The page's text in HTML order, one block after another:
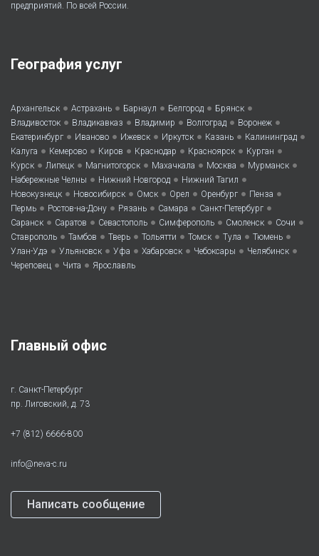
предприятий. По всей России.
География услуг
Архангельск • Астрахань • Барнаул • Белгород • Брянск •
Владивосток • Владикавказ • Владимир • Волгоград • Воронеж •
Екатеринбург • Иваново • Ижевск • Иркутск • Казань • Калининград •
Калуга • Кемерово • Киров • Краснодар • Красноярск • Курган •
Курск • Липецк • Магнитогорск • Махачкала • Москва • Мурманск •
Набережные Челны • Нижний Новгород • Нижний Тагил •
Новокузнецк • Новосибирск • Омск • Орел • Оренбург • Пенза •
Пермь • Ростов-на-Дону • Рязань • Самара • Санкт-Петербург •
Саранск • Саратов • Севастополь • Симферополь • Смоленск • Сочи •
Ставрополь • Тамбов • Тверь • Тольятти • Томск • Тула • Тюмень •
Улан-Удэ • Ульяновск • Уфа • Хабаровск • Чебоксары • Челябинск •
Череповец • Чита • Ярославль
Главный офис
г. Санкт-Петербург
пр. Лиговский, д. 73
+7 (812) 6666-800
info@neva-c.ru
Написать сообщение